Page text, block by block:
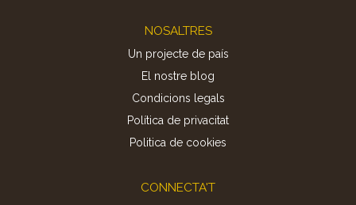
NOSALTRES
Un projecte de país
El nostre blog
Condicions legals
Política de privacitat
Politica de cookies
CONNECTA'T